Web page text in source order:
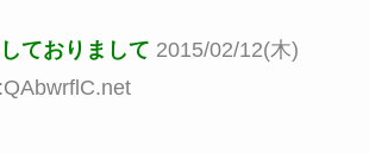
ておりまして 2015/02/12(木)